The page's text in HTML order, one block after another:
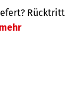
Rücktritt
mehr